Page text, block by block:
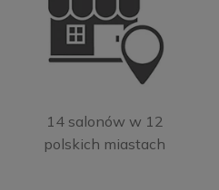
14 salonów w 12
polskich miastach